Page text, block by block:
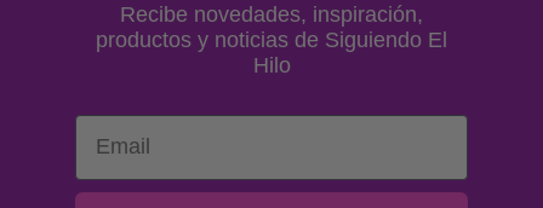
Recibe novedades, inspiración,
productos y noticias de Siguiendo El
Hilo
Email